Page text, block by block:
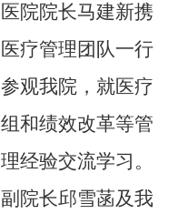
医院院长马建新携
医疗管理团队一行
参观我院，就医疗
组和绩效改革等管
理经验交流学习。
副院长邱雪菡及我